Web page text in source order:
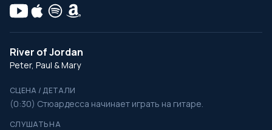
River of Jordan
Peter, Paul & Mary
СЦЕНА / ДЕТАЛИ
(0:30) Стюардесса начинает играть на гитаре.
СЛУШАТЬ НА